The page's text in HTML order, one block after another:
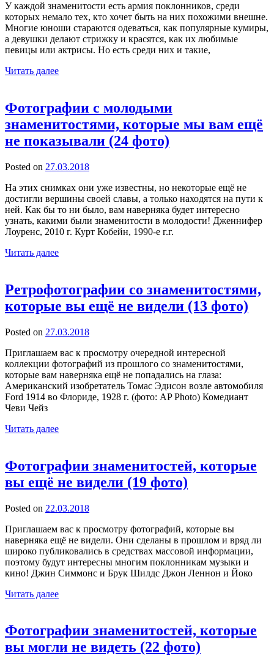
У каждой знаменитости есть армия поклонников, среди
которых немало тех, кто хочет быть на них похожими внешне.
Многие юноши стараются одеваться, как популярные кумиры,
а девушки делают стрижку и красятся, как их любимые
певицы или актрисы. Но есть среди них и такие,
Читать далее
Фотографии с молодыми
знаменитостями, которые мы вам ещё
не показывали (24 фото)
Posted on 27.03.2018
На этих снимках они уже известны, но некоторые ещё не
достигли вершины своей славы, а только находятся на пути к
ней. Как бы то ни было, вам наверняка будет интересно
узнать, какими были знаменитости в молодости! Дженнифер
Лоуренс, 2010 г. Курт Кобейн, 1990-е г.г.
Читать далее
Ретрофотографии со знаменитостями,
которые вы ещё не видели (13 фото)
Posted on 27.03.2018
Приглашаем вас к просмотру очередной интересной
коллекции фотографий из прошлого со знаменитостями,
которые вам наверняка ещё не попадались на глаза:
Американский изобретатель Томас Эдисон возле автомобиля
Ford 1914 во Флориде, 1928 г. (фото: AP Photo) Комедиант
Чеви Чейз
Читать далее
Фотографии знаменитостей, которые
вы ещё не видели (19 фото)
Posted on 22.03.2018
Приглашаем вас к просмотру фотографий, которые вы
наверняка ещё не видели. Они сделаны в прошлом и вряд ли
широко публиковались в средствах массовой информации,
поэтому будут интересны многим поклонникам музыки и
кино! Джин Симмонс и Брук Шилдс Джон Леннон и Йоко
Читать далее
Фотографии знаменитостей, которые
вы могли не видеть (22 фото)